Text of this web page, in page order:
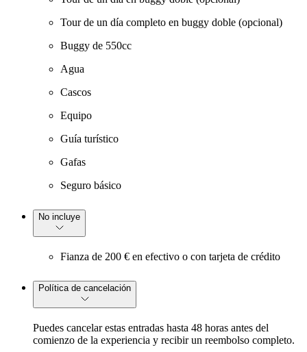
Tour de un día completo en buggy doble (opcional)
Buggy de 550cc
Agua
Cascos
Equipo
Guía turístico
Gafas
Seguro básico
No incluye
Fianza de 200 € en efectivo o con tarjeta de crédito
Política de cancelación
Puedes cancelar estas entradas hasta 48 horas antes del
comienzo de la experiencia y recibir un reembolso completo.